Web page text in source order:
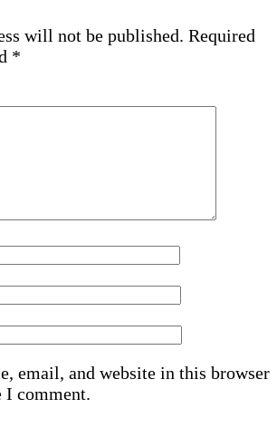
will not be published. Required
*
email, and website in this browser
I comment.